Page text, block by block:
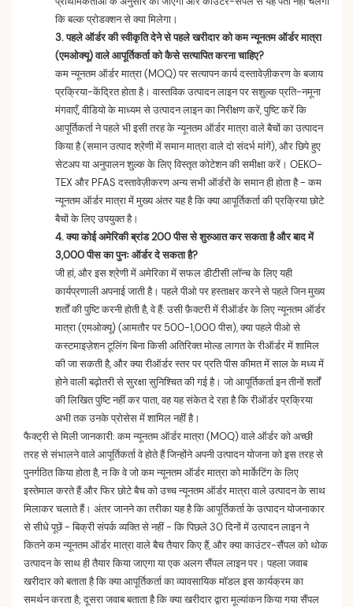
कि बल्क प्रोडक्शन से क्या मिलेगा।
3. पहले ऑर्डर की स्वीकृति देने से पहले खरीदार को कम न्यूनतम ऑर्डर मात्रा
(एमओक्यू) वाले आपूर्तिकर्ता को कैसे सत्यापित करना चाहिए?
कम न्यूनतम ऑर्डर मात्रा (MOQ) पर सत्यापन कार्य दस्तावेज़ीकरण के बजाय
प्रक्रिया-केंद्रित होता है। वास्तविक उत्पादन लाइन पर सशुल्क प्रति-नमूना
मंगवाएँ, वीडियो के माध्यम से उत्पादन लाइन का निरीक्षण करें, पुष्टि करें कि
आपूर्तिकर्ता ने पहले भी इसी तरह के न्यूनतम ऑर्डर मात्रा वाले बैचों का उत्पादन
किया है (समान उत्पाद श्रेणी में समान मात्रा वाले दो संदर्भ मांगें), और छिपे हुए
सेटअप या अनुपालन शुल्क के लिए विस्तृत कोटेशन की समीक्षा करें। OEKO-
TEX और PFAS दस्तावेज़ीकरण अन्य सभी ऑर्डरों के समान ही होता है - कम
न्यूनतम ऑर्डर मात्रा में मुख्य अंतर यह है कि क्या आपूर्तिकर्ता की प्रक्रिया छोटे
बैचों के लिए उपयुक्त है।
4. क्या कोई अमेरिकी ब्रांड 200 पीस से शुरुआत कर सकता है और बाद में
3,000 पीस का पुनः ऑर्डर दे सकता है?
जी हां, और इस श्रेणी में अमेरिका में सफल डीटीसी लॉन्च के लिए यही
कार्यप्रणाली अपनाई जाती है। पहले पीओ पर हस्ताक्षर करने से पहले जिन मुख्य
शर्तों की पुष्टि करनी होती है, वे हैं: उसी फ़ैक्टरी में रीऑर्डर के लिए न्यूनतम ऑर्डर
मात्रा (एमओक्यू) (आमतौर पर 500-1,000 पीस), क्या पहले पीओ से
कस्टमाइज़ेशन टूलिंग बिना किसी अतिरिक्त मोल्ड लागत के रीऑर्डर में शामिल
की जा सकती है, और क्या रीऑर्डर स्तर पर प्रति पीस कीमत में साल के मध्य में
होने वाली बढ़ोतरी से सुरक्षा सुनिश्चित की गई है। जो आपूर्तिकर्ता इन तीनों शर्तों
की लिखित पुष्टि नहीं कर पाता, वह यह संकेत दे रहा है कि रीऑर्डर प्रक्रिया
अभी तक उनके प्रोसेस में शामिल नहीं है।
फैक्ट्री से मिली जानकारी: कम न्यूनतम ऑर्डर मात्रा (MOQ) वाले ऑर्डर को अच्छी
तरह से संभालने वाले आपूर्तिकर्ता वे होते हैं जिन्होंने अपनी उत्पादन योजना को इस तरह से
पुनर्गठित किया होता है, न कि वे जो कम न्यूनतम ऑर्डर मात्रा को मार्केटिंग के लिए
इस्तेमाल करते हैं और फिर छोटे बैच को उच्च न्यूनतम ऑर्डर मात्रा वाले उत्पादन के साथ
मिलाकर चलाते हैं। अंतर जानने का तरीका यह है कि आपूर्तिकर्ता के उत्पादन योजनाकार
से सीधे पूछें - बिक्री संपर्क व्यक्ति से नहीं - कि पिछले 30 दिनों में उत्पादन लाइन ने
कितने कम न्यूनतम ऑर्डर मात्रा वाले बैच तैयार किए हैं, और क्या काउंटर-सैंपल को थोक
उत्पादन के साथ ही तैयार किया जाएगा या एक अलग सैंपल लाइन पर। पहला जवाब
खरीदार को बताता है कि क्या आपूर्तिकर्ता का व्यावसायिक मॉडल इस कार्यक्रम का
समर्थन करता है; दूसरा जवाब बताता है कि क्या खरीदार द्वारा मूल्यांकन किया गया सैंपल